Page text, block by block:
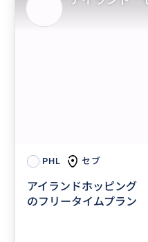
PHL セブ
アイランドホッピング
のフリータイムプラン